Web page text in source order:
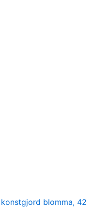
blomma, 42